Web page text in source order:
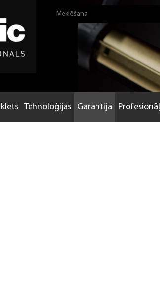
Tehnoloģijas Garantija